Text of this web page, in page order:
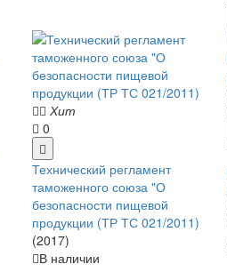
Хит
0
Технический регламент
таможенного союза "О
безопасности пищевой
продукции (ТР ТС 021/2011)
(2017)
В наличии